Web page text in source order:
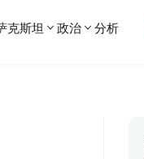
克斯坦 政治 分析